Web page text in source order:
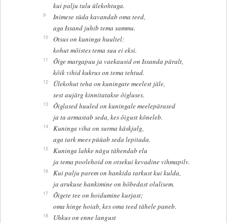
kui palju tulu ülekohtuga.
9
Inimese süda kavandab oma teed,
aga Issand juhib tema sammu.
10
Otsus on kuninga huultel:
kohut mõistes tema suu ei eksi.
11
Õige margapuu ja vaekausid on Issanda päralt,
kõik vihid kukrus on tema tehtud.
12
Ülekohut teha on kuningate meelest jäle,
sest aujärg kinnitatakse õigluses.
13
Õiglased huuled on kuningale meelepärased
ja ta armastab seda, kes õigust kõneleb.
14
Kuninga viha on surma käskjalg,
aga tark mees püüab seda lepitada.
15
Kuninga lahke nägu tähendab elu
ja tema poolehoid on otsekui kevadine vihmapilv.
16
Kui palju parem on hankida tarkust kui kulda,
ja arukuse hankimine on hõbedast olulisem.
17
Õigete tee on hoidumine kurjast;
oma hinge hoiab, kes oma teed tähele paneb.
18
Uhkus on enne langust